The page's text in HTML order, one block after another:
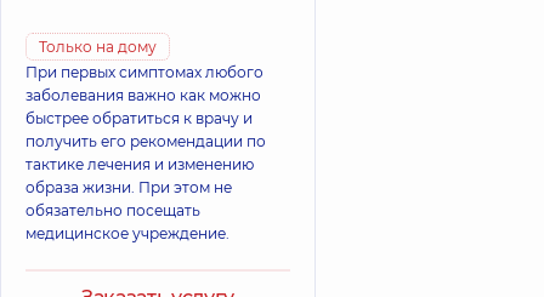
Только на дому
При первых симптомах любого
заболевания важно как можно
быстрее обратиться к врачу и
получить его рекомендации по
тактике лечения и изменению
образа жизни. При этом не
обязательно посещать
медицинское учреждение.